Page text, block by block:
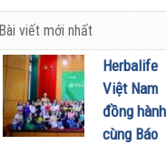
nghiệp
động
thương mại
quốc tế
29/04/2025
Bài viết mới nhất
Herbalife
Việt Nam
đồng hành
cùng Báo